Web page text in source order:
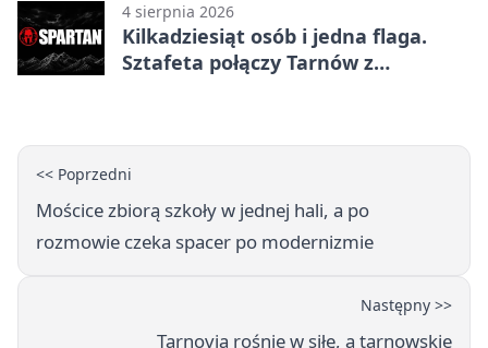
4 sierpnia 2026
Kilkadziesiąt osób i jedna flaga.
Sztafeta połączy Tarnów z
<< Poprzedni
Mościce zbiorą szkoły w jednej hali, a po
rozmowie czeka spacer po modernizmie
Następny >>
Tarnovia rośnie w siłę, a tarnowskie